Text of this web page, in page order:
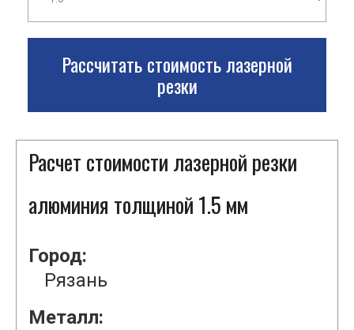
Рассчитать стоимость лазерной
резки
Расчет стоимости лазерной резки
алюминия толщиной 1.5 мм
Город:
Рязань
Металл: